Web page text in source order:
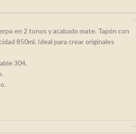
en 2 tonos y acabado mate. Tapón con
850ml. Ideal para crear originales
304.